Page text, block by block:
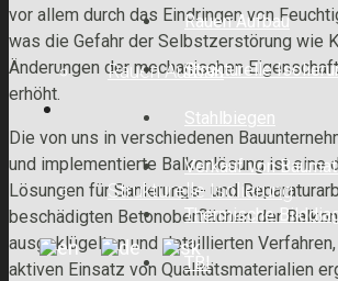
Rauen Aufbau
Strukturelle Isolierung
vor allem durch das Eindringen von
was die Gefahr der Selbstzerstörung wie
Änderungen der mechanischen
erhöht.
Die von uns in verschiedenen
und implementierte Balkonlösung ist eine
Lösungen für Sanierungs- und
beschädigten Betonoberflächen der
ausgeklügelten und detaillierten
aktiven Einsatz von Qualitätsmaterialien
Rauen Aufbau
Strukturelle
Stahlbiegen
Verkauf von
Thermische
TBI